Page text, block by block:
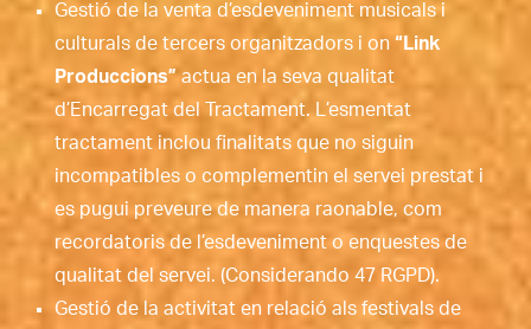
Gestió de la venta d’esdeveniment musicals i
culturals de tercers organitzadors i on “Link
Produccions”actua en la seva qualitat
d’Encarregat del Tractament. L’esmentat
tractament inclou finalitats que no siguin
incompatibles o complementin el servei prestat i
es pugui preveure de manera raonable, com
recordatoris de l’esdeveniment o enquestes de
qualitat del servei. (Considerando 47 RGPD).
Gestió de la activitat en relació als festivals de